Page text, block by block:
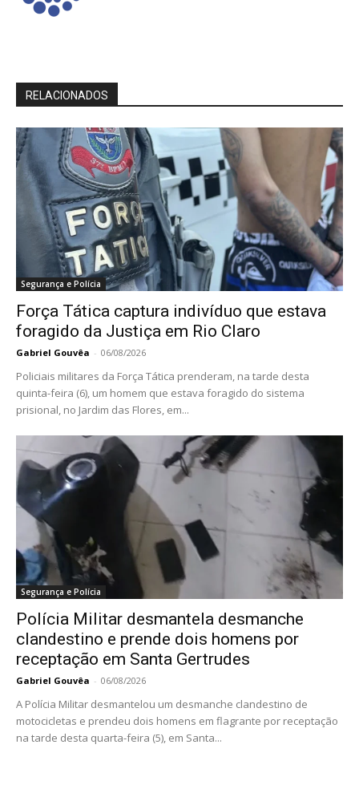
RELACIONADOS
Segurança e Polícia
Força Tática captura indivíduo que estava
foragido da Justiça em Rio Claro
Gabriel Gouvêa - 06/08/2026
Policiais militares da Força Tática prenderam, na tarde desta
quinta-feira (6), um homem que estava foragido do sistema
prisional, no Jardim das Flores, em...
Segurança e Polícia
Polícia Militar desmantela desmanche
clandestino e prende dois homens por
receptação em Santa Gertrudes
Gabriel Gouvêa - 06/08/2026
A Polícia Militar desmantelou um desmanche clandestino de
motocicletas e prendeu dois homens em flagrante por receptação
na tarde desta quarta-feira (5), em Santa...